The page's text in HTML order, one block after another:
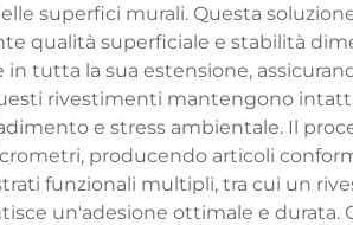
superfici murali. Questa
qualità superficiale e stabilità
tutta la sua estensione,
rivestimenti mantengono
e stress ambientale. Il
producendo articoli
funzionali multipli, tra cui un
un'adesione ottimale e